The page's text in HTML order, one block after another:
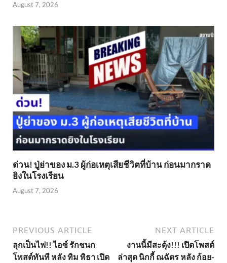
August 7, 2026
ด่วน! ปู่ย่าของ ม.3 ผู้ก่อเหตุเสียชีวิตที่บ้าน ก่อนมากราด
ยิงในโรงเรียน
August 7, 2026
PREVIOUS ARTICLE
ลุกเป็นไฟ!! ไอซ์ รักชนก
โพสต์ทันที หลัง ทิม พิธา เปิด
NEXT ARTICLE
งานนี้มีสะดุ้ง!!! เปิดโพสต์
ล่าสุด นิกกี้ ณฉัตร หลัง ก้อย-